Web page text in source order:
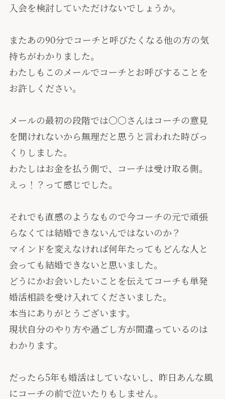
入会を検討していただけないでしょうか。
またあの90分でコーチと呼びたくなる他の方の気
持ちがわかりました。
わたしもこのメールでコーチとお呼びすることを
お許しください。
メールの最初の段階では〇〇さんはコーチの意見
を聞けれないから無理だと思うと言われた時びっ
くりしました。
わたしはお金を払う側で、コーチは受け取る側。
えっ！？って感じでした。
それでも直感のようなもので今コーチの元で頑張
らなくては結婚できないんではないのか？
マインドを変えなければ何年たってもどんな人と
会っても結婚できないと思いました。
どうにかお会いしたいことを伝えてコーチも単発
婚活相談を受け入れてくださいました。
本当にありがとうございます。
現状自分のやり方や過ごし方が間違っているのは
わかります。
だったら5年も婚活はしていないし、昨日あんな風
にコーチの前で泣いたりもしません。